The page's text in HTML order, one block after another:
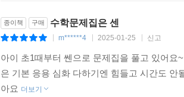
종이책 구매 수학문제집은 센
m******4 2025-01-25 신고
아이 초1때부터 쎈으로 문제집을 풀고 있어
은 기본 응용 심화 다하기엔 힘들고 시간도
아요 더보기